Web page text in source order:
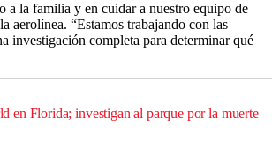
a la familia y en cuidar a nuestro equipo de
aerolínea. “Estamos trabajando con las
investigación completa para determinar qué
en Florida; investigan al parque por la muerte